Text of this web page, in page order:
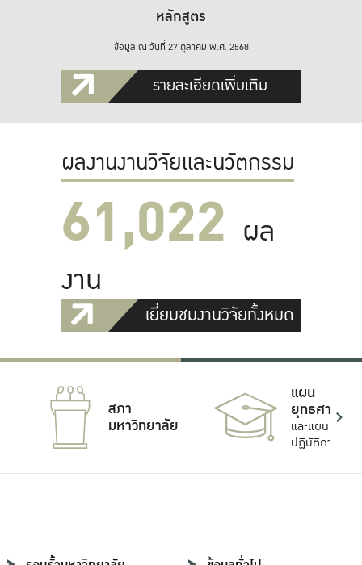
หลักสูตร
ข้อมูล ณ วันที่ 27 ตุลาคม พ.ศ. 2568
รายละเอียดเพิ่มเติม
ผลงานงานวิจัยและนวัตกรรม
61,022 ผล
งาน
เยี่ยมชมงานวิจัยทั้งหมด
สภา
มหาวิทยาลัย
แผน
ยุทธศาสตร์
และแผน
ปฏิบัติการ